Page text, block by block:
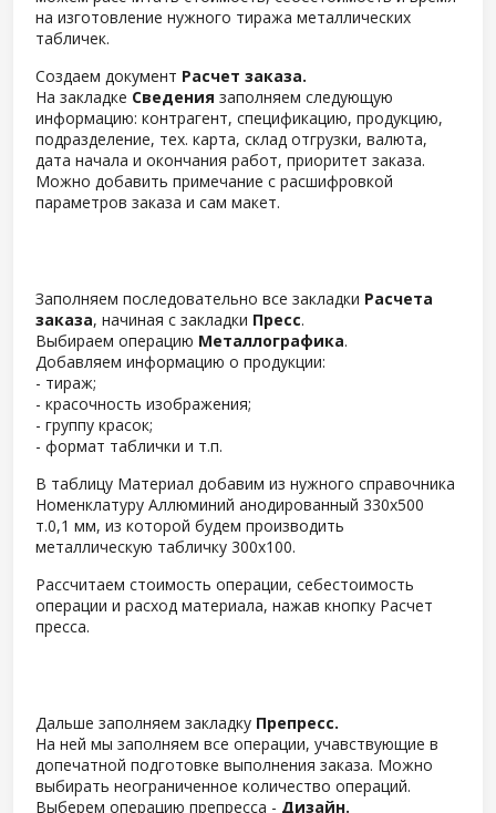
на изготовление нужного тиража металлических
табличек.
Создаем документ Расчет заказа.
На закладке Сведения заполняем следующую
информацию: контрагент, спецификацию, продукцию,
подразделение, тех. карта, склад отгрузки, валюта,
дата начала и окончания работ, приоритет заказа.
Можно добавить примечание с расшифровкой
параметров заказа и сам макет.
Заполняем последовательно все закладки Расчета
заказа, начиная с закладки Пресс.
Выбираем операцию Металлографика.
Добавляем информацию о продукции:
- тираж;
- красочность изображения;
- группу красок;
- формат таблички и т.п.
В таблицу Материал добавим из нужного справочника
Номенклатуру Аллюминий анодированный 330х500
т.0,1 мм, из которой будем производить
металлическую табличку 300х100.
Рассчитаем стоимость операции, себестоимость
операции и расход материала, нажав кнопку Расчет
пресса.
Дальше заполняем закладку Препресс.
На ней мы заполняем все операции, учавствующие в
допечатной подготовке выполнения заказа. Можно
выбирать неограниченное количество операций.
Выберем операцию препресса - Дизайн.